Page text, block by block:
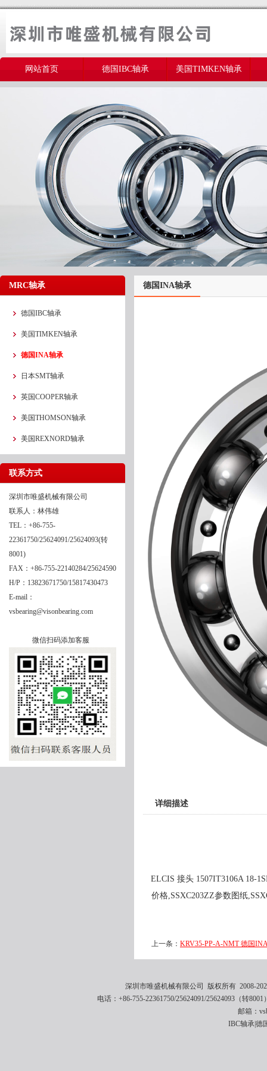
网站首页 德国IBC轴承 美国TIMKEN轴承
MRC轴承
德国IBC轴承
美国TIMKEN轴承
德国INA轴承
日本SMT轴承
英国COOPER轴承
美国THOMSON轴承
美国REXNORD轴承
联系方式
深圳市唯盛机械有限公司
联系人：林伟雄
TEL：+86-755-
22361750/25624091/25624093(转
8001)
FAX：+86-755-22140284/25624590
H/P：13823671750/15817430473
E-mail：
vsbearing@visonbearing.com
微信扫码添加客服
德国INA轴承
详细描述
ELCIS 接头 1507IT3106A 18-
价格,SSXC203ZZ参数图纸
上一条： KRV35-PP-A-NMT 德国
深圳市唯盛机械有限公司 版权所有 2008-
电话：+86-755-22361750/25624091/25624093（转
邮箱：
IBC轴承|德